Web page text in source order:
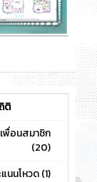
ติ
เพื่อนสมาชิก
(20)
นนโหวด (1)